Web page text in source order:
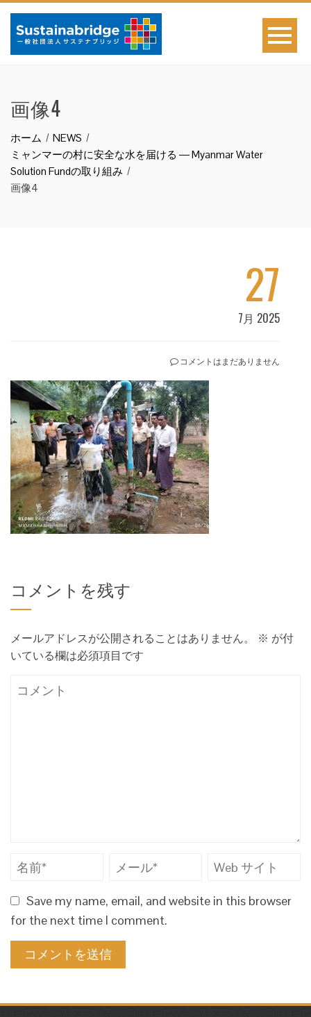
画像4
ホーム
NEWS
ミャンマーの村に安全な水を届ける ― Myanmar Water
Solution Fundの取り組み
画像4
27
7月 2025
コメントはまだありません
コメントを残す
メールアドレスが公開されることはありません。 ※ が付
いている欄は必須項目です
Save my name, email, and website in this browser
for the next time I comment.